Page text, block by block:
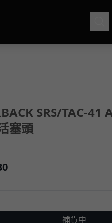
SRS/TAC-41
塞頭
補貨中